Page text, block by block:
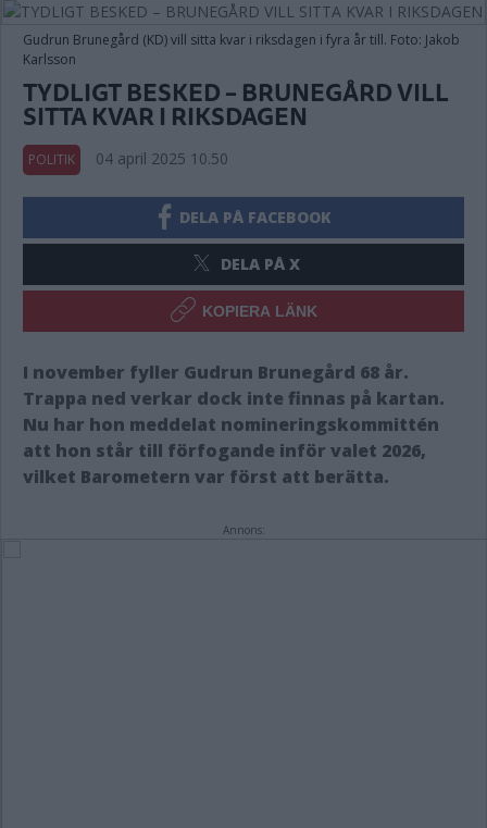
Gudrun Brunegård (KD) vill sitta kvar i riksdagen i fyra år till. Foto: Jakob
Karlsson
TYDLIGT BESKED – BRUNEGÅRD VILL
SITTA KVAR I RIKSDAGEN
POLITIK 04 april 2025 10.50
DELA PÅ FACEBOOK
DELA PÅ X
KOPIERA LÄNK
I november fyller Gudrun Brunegård 68 år.
Trappa ned verkar dock inte finnas på kartan.
Nu har hon meddelat nomineringskommittén
att hon står till förfogande inför valet 2026,
vilket Barometern var först att berätta.
Annons: